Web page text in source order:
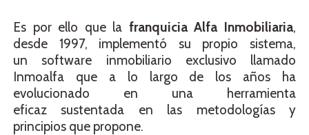
Es por ello que la franquicia Alfa Inmobiliaria,
desde 1997, implementó su propio sistema,
un software inmobiliario exclusivo llamado
Inmoalfa que a lo largo de los años ha
evolucionado en una herramienta
eficaz sustentada en las metodologías y
principios que propone.